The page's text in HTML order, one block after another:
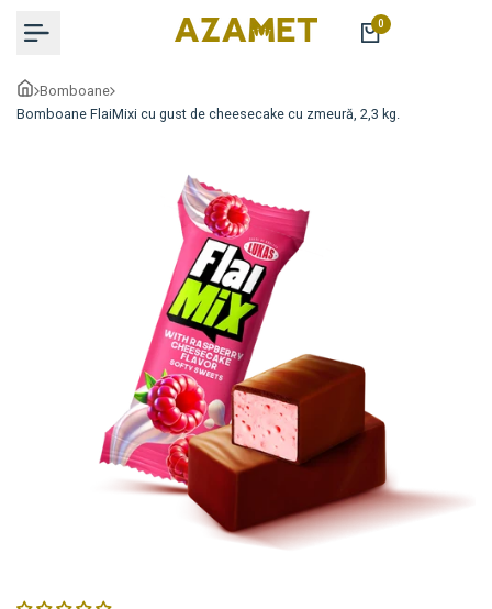
0
Bomboane
Bomboane FlaiMixi cu gust de cheesecake cu zmeură, 2,3 kg.